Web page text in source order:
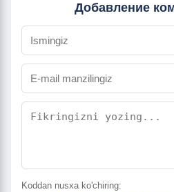
Добавление
Koddan nusxa ko'chiring: